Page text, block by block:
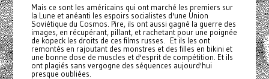
Mais ce sont les américains qui ont marché les premiers sur
la Lune et anéanti les espoirs socialistes d'une Union
Soviétique du Cosmos. Pire, ils ont aussi gagné la guerre des
images, en récupérant, pillant, et rachetant pour une poignée
de kopeck les droits de ces films russes. Et ils les ont
remontés en rajoutant des monstres et des filles en bikini et
une bonne dose de muscles et d'esprit de compétition. Et ils
ont plagiés sans vergogne des séquences aujourd'hui
presque oubliées.